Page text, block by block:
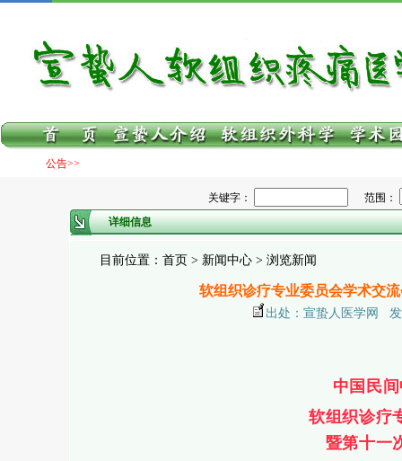
公告>>
关键字：
范围：
详细信息
目前位置：首页 > 新闻中心 > 浏览新闻
软组织诊疗专业委员会学术交
出处：宣蛰人医学网 发
中国民
软组织诊疗
暨第十一